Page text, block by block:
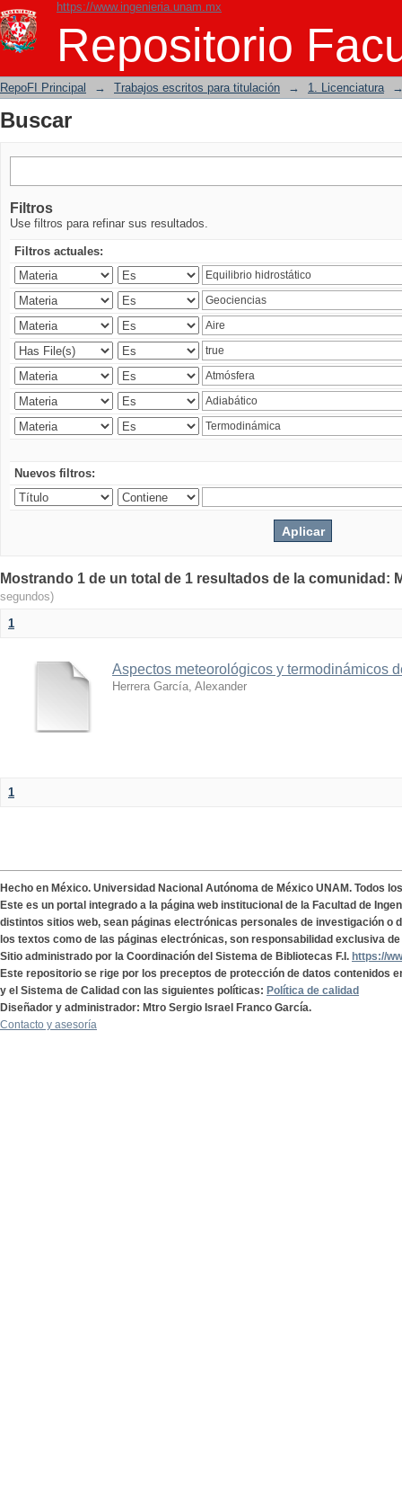
https://www.ingenieria.unam.mx
Repositorio
Buscar
RepoFI Principal → Trabajos escritos para titulación → 1. Licenciatura
Buscar
Filtros
Use filtros para refinar sus resultados.
Filtros actuales:
Nuevos filtros:
Mostrando 1 de un total de 1 resultados de la comunidad:
segundos)
1
Aspectos meteorológicos y termodinámicos
Herrera García, Alexander
1
Hecho en México. Universidad Nacional Autónoma de México UNAM. Todos
Este es un portal integrado a la página web institucional de la Facultad de
distintos sitios web, sean páginas electrónicas personales de investigación o
los textos como de las páginas electrónicas, son responsabilidad exclusiva
Sitio administrado por la Coordinación del Sistema de Bibliotecas F.I. https://
Este repositorio se rige por los preceptos de protección de datos contenidos
y el Sistema de Calidad con las siguientes políticas: Política de calidad
Diseñador y administrador: Mtro Sergio Israel Franco García.
Contacto y asesoría